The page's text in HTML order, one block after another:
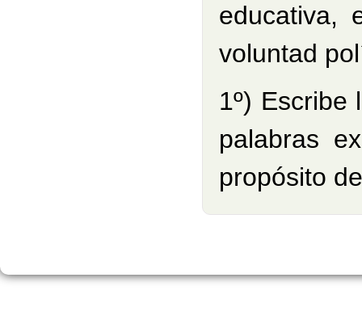
educativa,
voluntad
1º) Escribe
palabras
propósito